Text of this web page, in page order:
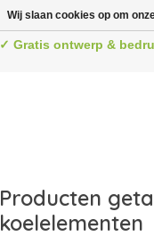
✓ Gratis ontwerp &
Producten
koelelementen
Wij slaan cookies op om